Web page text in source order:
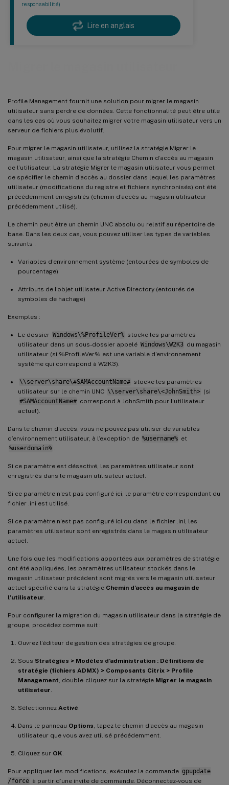
responsabilité)
Lire en anglais
Profile Management fournit une solution pour migrer le magasin
utilisateur sans perdre de données. Cette fonctionnalité peut être utile
dans les cas où vous souhaitez migrer votre magasin utilisateur vers un
serveur de fichiers plus évolutif.
Pour migrer le magasin utilisateur, utilisez la stratégie Migrer le
magasin utilisateur, ainsi que la stratégie Chemin d’accès au magasin
de l’utilisateur. La stratégie Migrer le magasin utilisateur vous permet
de spécifier le chemin d’accès au dossier dans lequel les paramètres
utilisateur (modifications du registre et fichiers synchronisés) ont été
précédemment enregistrés (chemin d’accès au magasin utilisateur
précédemment utilisé).
Le chemin peut être un chemin UNC absolu ou relatif au répertoire de
base. Dans les deux cas, vous pouvez utiliser les types de variables
suivants :
Variables d’environnement système (entourées de symboles de
pourcentage)
Attributs de l’objet utilisateur Active Directory (entourés de
symboles de hachage)
Exemples :
Le dossier Windows\%ProfileVer% stocke les paramètres
utilisateur dans un sous-dossier appelé Windows\W2K3 du magasin
utilisateur (si %ProfileVer% est une variable d’environnement
système qui correspond à W2K3).
\\server\share\#SAMAccountName# stocke les paramètres
utilisateur sur le chemin UNC \\server\share\<JohnSmith> (si
#SAMAccountName# correspond à JohnSmith pour l’utilisateur
actuel).
Dans le chemin d’accès, vous ne pouvez pas utiliser de variables
d’environnement utilisateur, à l’exception de %username% et
%userdomain%
Si ce paramètre est désactivé, les paramètres utilisateur sont
enregistrés dans le magasin utilisateur actuel.
Si ce paramètre n’est pas configuré ici, le paramètre correspondant du
fichier .ini est utilisé.
Si ce paramètre n’est pas configuré ici ou dans le fichier .ini, les
paramètres utilisateur sont enregistrés dans le magasin utilisateur
actuel.
Une fois que les modifications apportées aux paramètres de stratégie
ont été appliquées, les paramètres utilisateur stockés dans le
magasin utilisateur précédent sont migrés vers le magasin utilisateur
actuel spécifié dans la stratégie Chemin d’accès au magasin de
l’utilisateur
Pour configurer la migration du magasin utilisateur dans la stratégie de
groupe, procédez comme suit :
Ouvrez l’éditeur de gestion des stratégies de groupe.
Sous Stratégies > Modèles d’administration : Définitions de
stratégie (fichiers ADMX) > Composants Citrix > Profile
Management , double-cliquez sur la stratégie Migrer le magasin
utilisateur
Sélectionnez Activé
Dans le panneau Options , tapez le chemin d’accès au magasin
utilisateur que vous avez utilisé précédemment.
Cliquez sur OK
Pour appliquer les modifications, exécutez la commande gpupdate
/force à partir d’une invite de commande. Déconnectez-vous de